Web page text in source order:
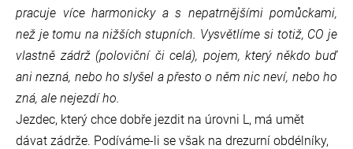
pracuje více harmonicky a s nepatrnějšími pomůckami,
než je tomu na nižších stupních. Vysvětlíme si totiž, CO je
vlastně zádrž (poloviční či celá), pojem, který někdo buď
ani nezná, nebo ho slyšel a přesto o něm nic neví, nebo ho
zná, ale nejezdí ho.
Jezdec, který chce dobře jezdit na úrovni L, má umět
dávat zádrže. Podíváme-li se však na drezurní obdélníky,